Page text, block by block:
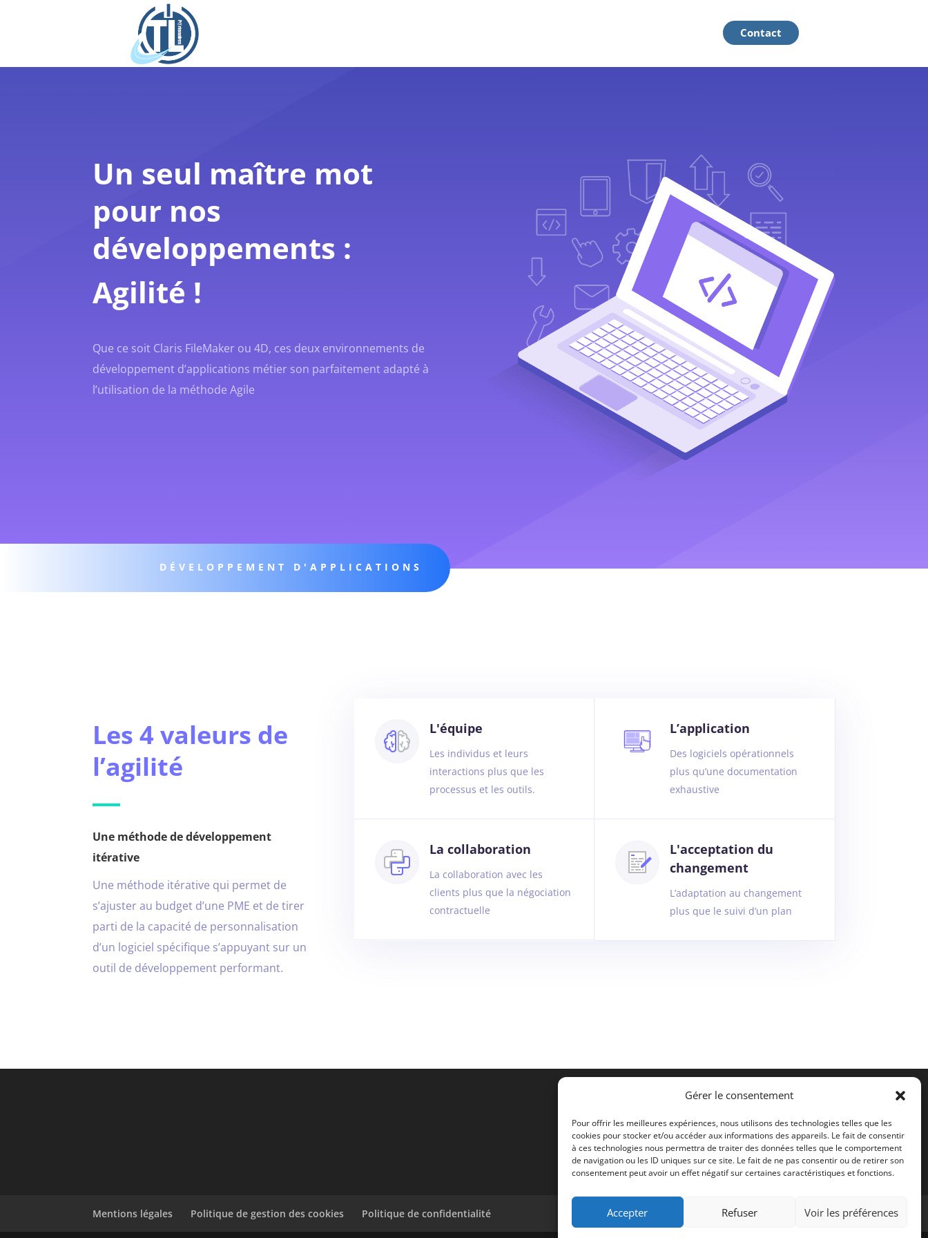
Gérer le consentement
Pour offrir les meilleures expériences, nous utilisons des technologies telles que les
cookies pour stocker et/ou accéder aux informations des appareils. Le fait de consentir
à ces technologies nous permettra de traiter des données telles que le comportement
de navigation ou les ID uniques sur ce site. Le fait de ne pas consentir ou de retirer son
consentement peut avoir un effet négatif sur certaines caractéristiques et fonctions.
Accepter Refuser Voir les préférences
Contact
Un seul maître mot
pour nos
développements :
Agilité !
Que ce soit Claris FileMaker ou 4D, ces deux environnements de
développement d’applications métier son parfaitement adapté à
l’utilisation de la méthode Agile
DÉVELOPPEMENT D'APPLICATIONS
Les 4 valeurs de
l’agilité
Une méthode de développement
itérative
Une méthode itérative qui permet de
s’ajuster au budget d’une PME et de tirer
parti de la capacité de personnalisation
d’un logiciel spécifique s’appuyant sur un
outil de développement performant.
L'équipe
Les individus et leurs
interactions plus que les
processus et les outils.
La collaboration
La collaboration avec les
clients plus que la négociation
contractuelle
L’application
Des logiciels opérationnels
plus qu’une documentation
exhaustive
L'acceptation du
changement
L’adaptation au changement
plus que le suivi d’un plan
Mentions légales Politique de gestion des cookies Politique de confidentialité